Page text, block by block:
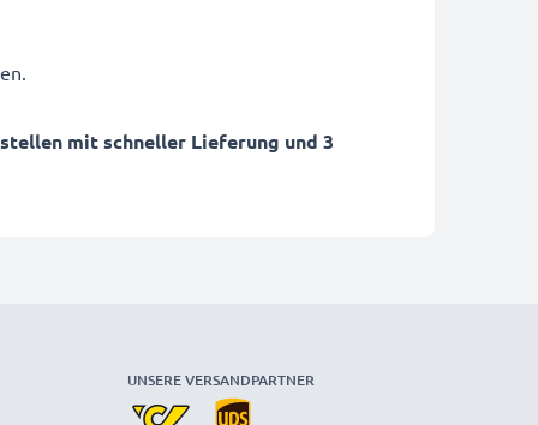
mit schneller Lieferung und 3
UNSERE VERSANDPARTNER